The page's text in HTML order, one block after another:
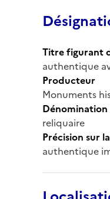
Titre figurant
authentique
Producteur
Monuments
reliquaire
Précision sur
authentique